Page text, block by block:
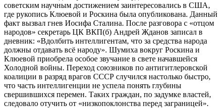
советским научным достижением заинтересовались в США,
где рукопись Клюевой и Роскина была опубликована. Данный
факт вызвал гнев Иосифа Сталина. После разговора с «отцом
народов» секретарь ЦК ВКП(б) Андрей Жданов записал в
дневник: «Вдолбить интеллигентам, что за средства народа
должны отдавать всё народу». Шумиха вокруг Роскина и
Клюевой приобрела особое звучание в свете начавшейся
Холодной войны. Переход союзников по антигитлеровской
коалиции в разряд врагов СССР случился настолько быстро,
что часть интеллигенции не успела понять глубины
свершившихся перемен. Таких граждан, по задумке властей,
следовало отучить от «низкопоклонства перед заграницей».